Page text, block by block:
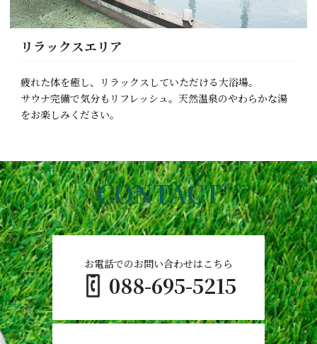
リラックスエリア
疲れた体を癒し、リラックスしていただける大浴場。
サウナ完備で気分もリフレッシュ。天然温泉のやわらかな湯
をお楽しみください。
CONTACT
088-695-5215
お電話でのお問い合わせはこちら